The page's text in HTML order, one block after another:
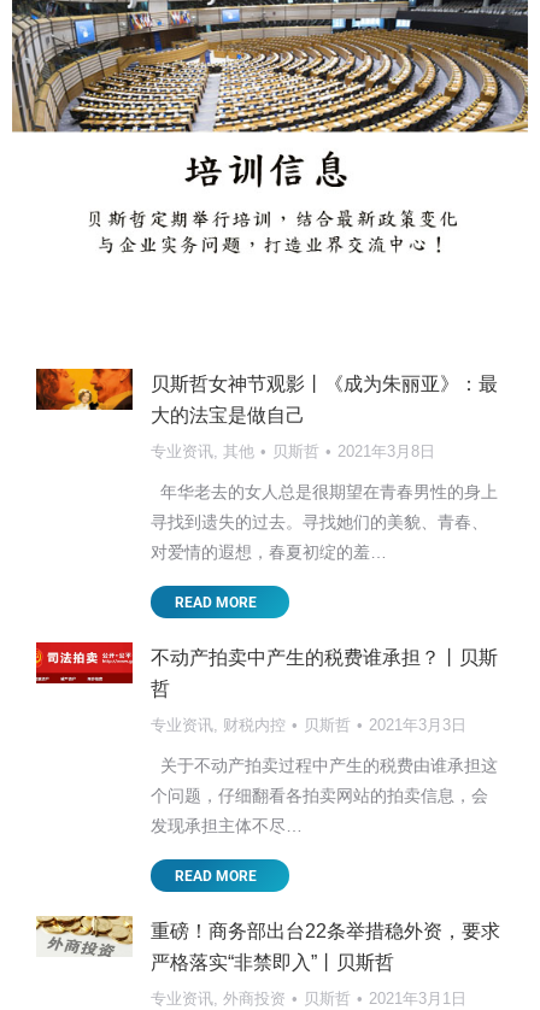
贝斯哲女神节观影丨《成为朱丽亚》：最
大的法宝是做自己
专业资讯, 其他 贝斯哲 2021年3月8日
年华老去的女人总是很期望在青春男性的身上
寻找到遗失的过去。寻找她们的美貌、青春、
对爱情的遐想，春夏初绽的羞…
READ MORE
不动产拍卖中产生的税费谁承担？丨贝斯
哲
专业资讯, 财税内控 贝斯哲 2021年3月3日
关于不动产拍卖过程中产生的税费由谁承担这
个问题，仔细翻看各拍卖网站的拍卖信息，会
发现承担主体不尽…
READ MORE
重磅！商务部出台22条举措稳外资，要求
严格落实“非禁即入”丨贝斯哲
专业资讯, 外商投资 贝斯哲 2021年3月1日